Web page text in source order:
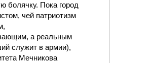
болячку. Пока город
чей патриотизм
а реальным
служит в армии),
Мечникова